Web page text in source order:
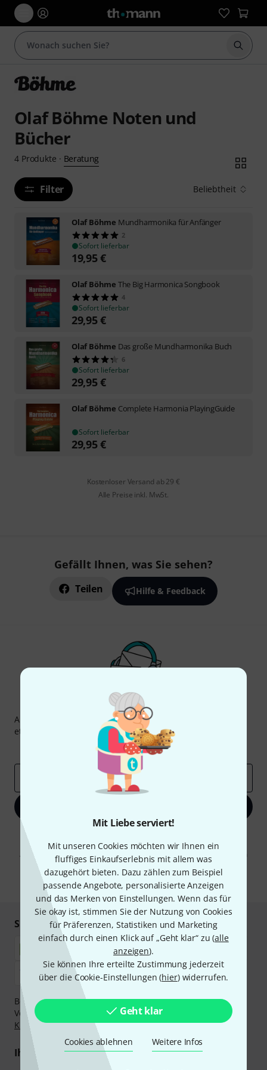
Mit Liebe serviert!
Mit unseren Cookies möchten wir Ihnen ein
fluffiges Einkaufserlebnis mit allem was
dazugehört bieten. Dazu zählen zum Beispiel
passende Angebote, personalisierte Anzeigen
und das Merken von Einstellungen. Wenn das für
Sie okay ist, stimmen Sie der Nutzung von Cookies
für Präferenzen, Statistiken und Marketing
einfach durch einen Klick auf „Geht klar“ zu (alle
anzeigen).
Sie können Ihre erteilte Zustimmung jederzeit
über die Cookie-Einstellungen (hier) widerrufen.
Geht klar
Cookies ablehnen Weitere Infos
Suche
Olaf Böhme Noten und
Bücher
4 Produkte · Beratung
Filter Beliebtheit
Olaf Böhme Mundharmonika für Anfänger
2
Sofort lieferbar
19,95€
Olaf Böhme The Big Harmonica Songbook
4
Sofort lieferbar
29,95€
Olaf Böhme Das große Mundharmonika Buch
6
Sofort lieferbar
29,95€
Olaf Böhme Complete Harmonia PlayingGuide
Sofort lieferbar
29,95€
Kostenloser Versand ab 29 €
Alle Preise inkl. MwSt.
Gefällt Ihnen, was Sie sehen?
Teilen Hilfe & Feedback
Thomann Newsletter
Abonniere den Thomann Newsletter und gewinne mit
etwas Glück einen von 50 Gutscheinenüber jeweils
Inspirierende Beiträge
Deals
Mit Klick auf „Jetzt anmelden“ stimmen Sie dem Erhalt von E-Mail-
Werbung und einer Messung des E-Mail-Nutzungsverhaltens zu. Die
Abmeldung ist jederzeit möglich. Weitere Informationen finden Sie in
unserenDatenschutzhinweisen.
* Pflichtfeld
Sicher einkaufen & bezahlen
Bezahlen Sie vertraulich und sicher per Nachnahme,
Vorkasse, PayPal, Amazon Pay,Klarna Sofort bezahlen
,
Klarna Ratenzahlungoder Kreditkarte.
Ihre Vorteile